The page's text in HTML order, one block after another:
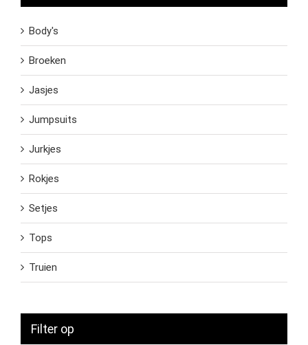
Body's
Broeken
Jasjes
Jumpsuits
Jurkjes
Rokjes
Setjes
Tops
Truien
Filter op